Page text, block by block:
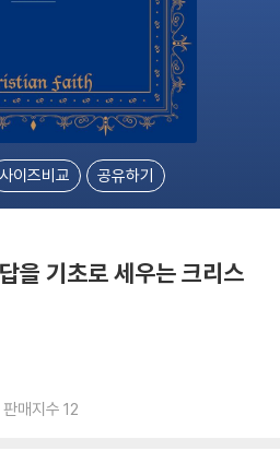
사이즈비교 공유하기
을 기초로 세우는 크리스
판매지수 12